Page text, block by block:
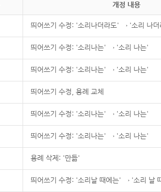
개정 내용
띄어쓰기 수정: '소리나더라도' → '소리 나더
띄어쓰기 수정: '소리나는' → '소리 나는'
띄어쓰기 수정: '소리나는' → '소리 나는'
띄어쓰기 수정, 용례 교체
띄어쓰기 수정: '소리나는' → '소리 나는'
띄어쓰기 수정: '소리나는' → '소리 나는'
용례 삭제: '만듦'
띄어쓰기 수정: '소리날 때에는' → '소리 날